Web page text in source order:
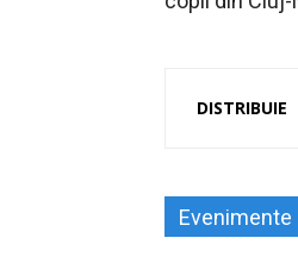
DISTRIBUIE